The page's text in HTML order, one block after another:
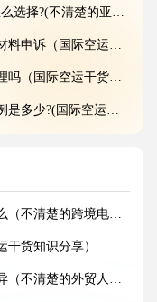
楚的亚马逊卖家看过来)
际空运干货知识分享）
空运干货知识分享）
际空运干货知识分享)
空运干货知识分享）
际空运干货知识分享）
楚的外贸人看过来）
空运干货知识分享）
跨境电商卖家看过来）
货知识分享）
楚的外贸人看过来）